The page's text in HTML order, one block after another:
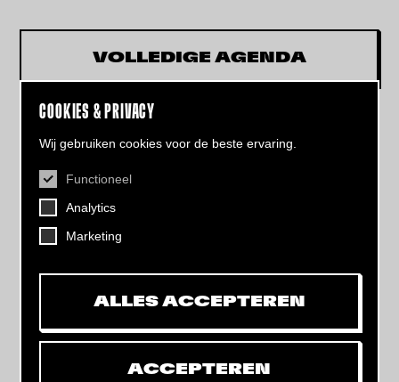
COOKIES & PRIVACY
Wij gebruiken cookies voor de beste ervaring.
Functioneel
Analytics
Marketing
ALLES ACCEPTEREN
ACCEPTEREN
VOLLEDIGE AGENDA
CONTACT
Helling 7, 3523 CB Utrecht
Toegankelijkheids­verklaringMijn tickets